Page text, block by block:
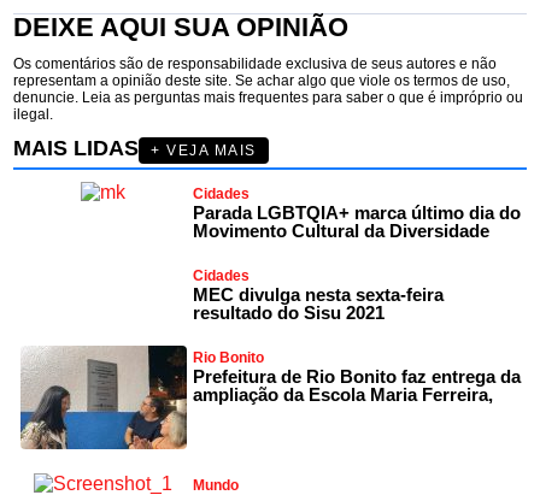
DEIXE AQUI SUA OPINIÃO
Os comentários são de responsabilidade exclusiva de seus autores e não
representam a opinião deste site. Se achar algo que viole os termos de uso,
denuncie. Leia as perguntas mais frequentes para saber o que é impróprio ou
ilegal.
MAIS LIDAS + VEJA MAIS
Cidades
Parada LGBTQIA+ marca último dia do
Movimento Cultural da Diversidade
Cidades
MEC divulga nesta sexta-feira
resultado do Sisu 2021
Rio Bonito
Prefeitura de Rio Bonito faz entrega da
ampliação da Escola Maria Ferreira,
Mundo